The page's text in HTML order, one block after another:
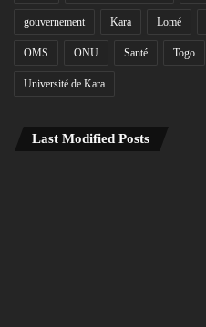
gouvernement Kara Lomé
OMS ONU Santé Togo
Université de Kara
Last Modified Posts